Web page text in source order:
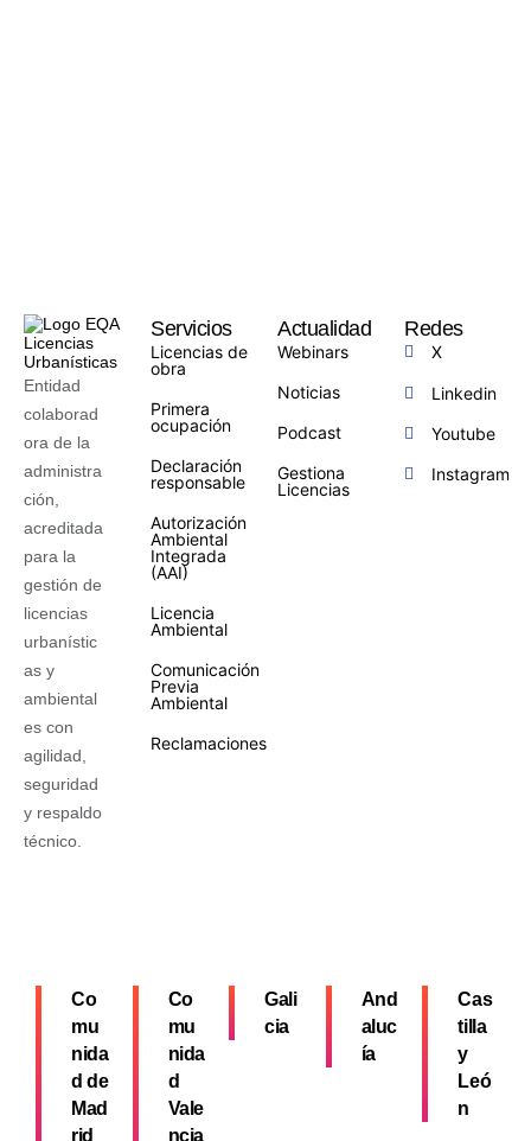
Entidad
colaborad
ora de la
administra
ción,
acreditada
para la
gestión de
licencias
urbanístic
as y
ambiental
es con
agilidad,
seguridad
y respaldo
técnico.
Servicios
Licencias de
obra
Primera
ocupación
Declaración
responsable
Autorización
Ambiental
Integrada
(AAI)
Licencia
Ambiental
Comunicación
Previa
Ambiental
Reclamaciones
Actualidad
Webinars
Noticias
Podcast
Gestiona
Licencias
Redes
X
Linkedin
Youtube
Instagram
Co
mu
nida
d de
Mad
rid
Co
mu
nida
d
Vale
ncia
Gali
cia
And
aluc
ía
Cas
tilla
y
Leó
n